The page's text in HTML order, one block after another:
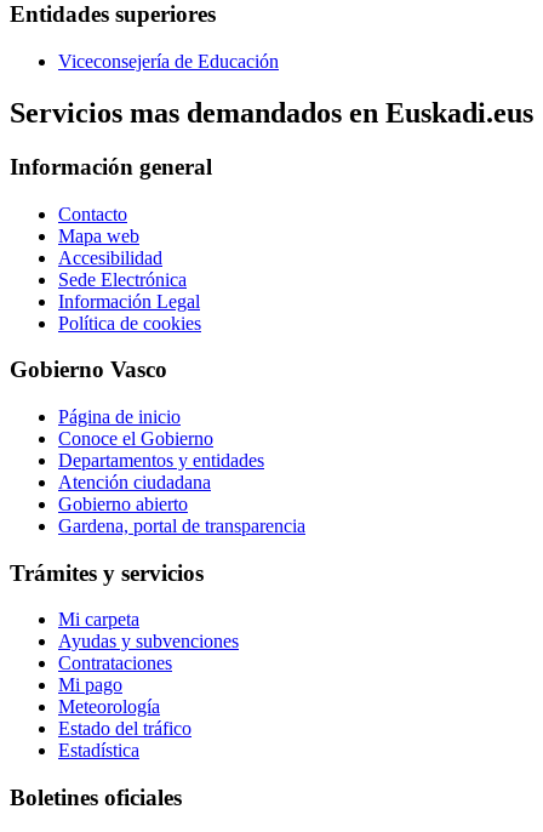
Entidades superiores
Viceconsejería de Educación
Servicios mas demandados en Euskadi.eus
Información general
Contacto
Mapa web
Accesibilidad
Sede Electrónica
Información Legal
Política de cookies
Gobierno Vasco
Página de inicio
Conoce el Gobierno
Departamentos y entidades
Atención ciudadana
Gobierno abierto
Gardena, portal de transparencia
Trámites y servicios
Mi carpeta
Ayudas y subvenciones
Contrataciones
Mi pago
Meteorología
Estado del tráfico
Estadística
Boletines oficiales